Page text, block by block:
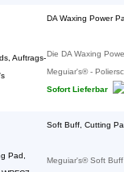
DA Waxing Power
Die DA Waxing
Meguiar's® -
Sofort Lieferbar
Soft Buff, Cutting
Meguiar's® Soft